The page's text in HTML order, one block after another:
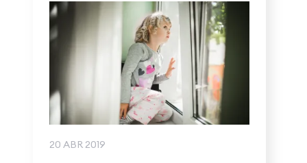
20 ABR 2019